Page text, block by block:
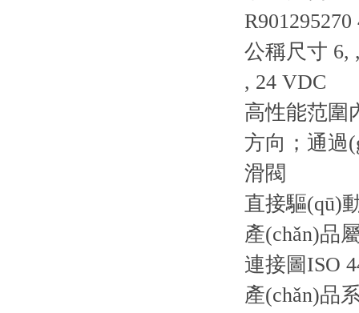
公稱尺寸 6,
, 24 VDC
高性能范圍
方向；通過
滑閥
直接驅(qū)
產(chǎn)品
連接圖ISO
產(chǎn)品